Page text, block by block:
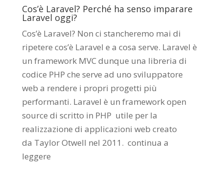
Cos’è Laravel? Perché ha senso imparare
Laravel oggi?
Cos’è Laravel? Non ci stancheremo mai di
ripetere cos’è Laravel e a cosa serve. Laravel è
un framework MVC dunque una libreria di
codice PHP che serve ad uno sviluppatore
web a rendere i propri progetti più
performanti. Laravel è un framework open
source di scritto in PHP utile per la
realizzazione di applicazioni web creato
da Taylor Otwell nel 2011. continua a
leggere